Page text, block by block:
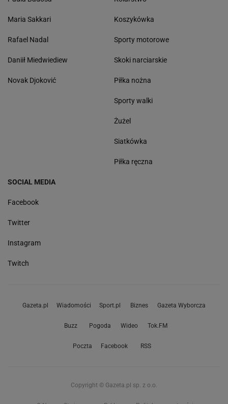
Maria Sakkari
Rafael Nadal
Daniił Miedwiediew
Novak Djoković
Koszykówka
Sporty motorowe
Skoki narciarskie
Piłka nożna
Sporty walki
Żużel
Siatkówka
Piłka ręczna
SOCIAL MEDIA
Facebook
Twitter
Instagram
Twitch
Gazeta.pl Wiadomości Sport.pl Biznes Gazeta Wyborcza
Buzz Pogoda Wideo Tok.FM
Poczta Facebook RSS
Copyright © Gazeta.pl sp. z o.o.